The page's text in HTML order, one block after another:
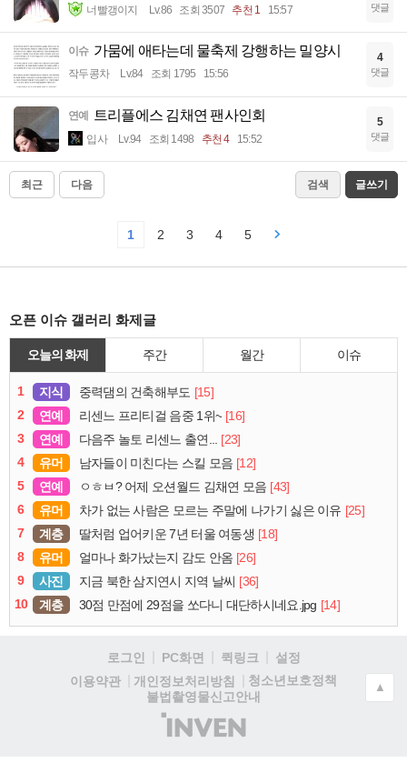
너빨갱이지 Lv.86 조회 3507 추천 1 15:57 댓글
이슈 가뭄에 애타는데 물축제 강행하는 밀양시
작두콩차 Lv.84 조회 1795 15:56
4
댓글
연예 트리플에스 김채연 팬사인회
입사 Lv.94 조회 1498 추천 4 15:52
5
댓글
최근 다음 검색 글쓰기
1 2 3 4 5
오픈 이슈 갤러리 화제글
오늘의 화제 주간 월간 이슈
1 지식 중력댐의 건축해부도 [15]
2
연예 리센느 프리티걸 음중 1위~ [16]
3
연예 다음주 놀토 리센느 출연...
[23]
4
유머 남자들이 미친다는 스킬 모음 [12]
5
연예 ㅇㅎㅂ? 어제 오션월드 김채연 모음 [43]
6
유머 차가 없는 사람은 모르는 주말에 나가기 싫은 이유 [25]
7
계층 딸처럼 업어키운 7년 터울 여동생 [18]
8
유머 얼마나 화가났는지 감도 안옴 [26]
9
사진 지금 북한 삼지연시 지역 날씨 [36]
10
계층 30점 만점에 29점을 쏘다니 대단하시네요.jpg [14]
로그인 PC화면 퀵링크
설정
이용약관
개인정보처리방침
청소년보호정책
불법촬영물신고안내
(주)
인
▲